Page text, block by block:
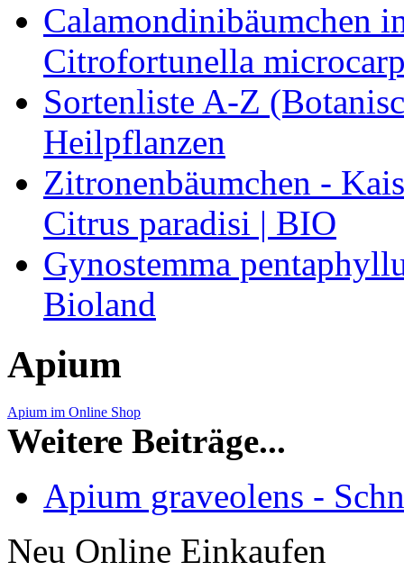
Calamondinibäumchen
Citrofortunella
Sortenliste A-Z
Heilpflanzen
Zitronenbäumchen -
Citrus paradisi | BIO
Gynostemma
Bioland
Apium
Apium im Online Shop
Weitere Beiträge...
Apium graveolens -
Neu Online Einkaufen